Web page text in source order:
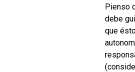
Pienso
debe
que